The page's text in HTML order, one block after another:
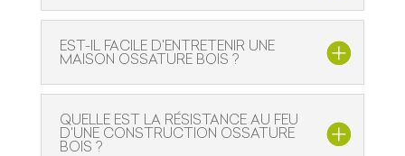
EST-IL FACILE D'ENTRETENIR UNE
MAISON OSSATURE BOIS ?
QUELLE EST LA RÉSISTANCE AU FEU
D'UNE CONSTRUCTION OSSATURE
BOIS ?